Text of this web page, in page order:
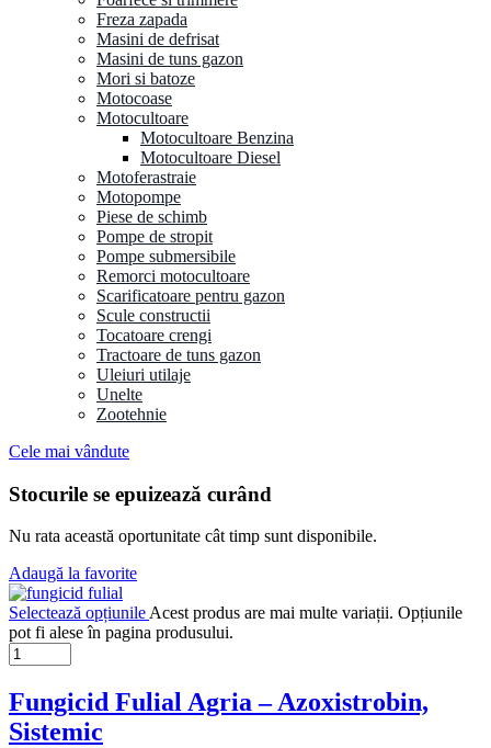
Freza zapada
Masini de defrisat
Masini de tuns gazon
Mori si batoze
Motocoase
Motocultoare
Motocultoare Benzina
Motocultoare Diesel
Motoferastraie
Motopompe
Piese de schimb
Pompe de stropit
Pompe submersibile
Remorci motocultoare
Scarificatoare pentru gazon
Scule constructii
Tocatoare crengi
Tractoare de tuns gazon
Uleiuri utilaje
Unelte
Zootehnie
Cele mai vândute
Stocurile se epuizează curând
Nu rata această oportunitate cât timp sunt disponibile.
Adaugă la favorite
Selectează opțiunile Acest produs are mai multe variații. Opțiunile
pot fi alese în pagina produsului.
Fungicid Fulial Agria – Azoxistrobin,
Sistemic